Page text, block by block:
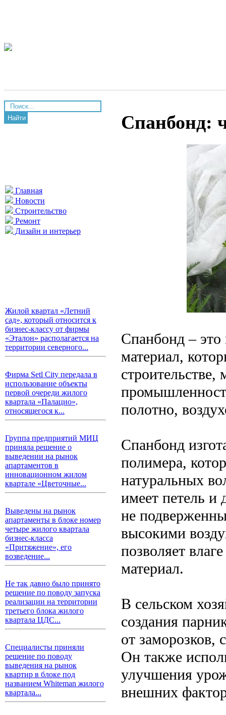
Найти
Главная
Новости
Строительство
Ремонт
Дизайн и интерьер
Жилой квартал «Летний
сад», который относится к
бизнес-классу от фирмы
«Эталон» располагается на
территории северного...
Фирма Setl City передала в
использование объекты
первой очереди жилого
квартала «Палацио»,
относящегося к...
Группа предприятий МИЦ
приняла решение о
выведении на рынок
апартаментов в
инновационном жилом
квартале «Цветочные...
Выведены на рынок
апартаменты в блоке номер
четыре жилого квартала
бизнес-класса
«Притяжение», его
возведение...
Не так давно было принято
решение по поводу запуска
реализации на территории
третьего блока жилого
квартала ЦДС...
Специалисты приняли
решение по поводу
выведения на рынок
квартир в блоке под
названием Whiteman жилого
квартала...
Спанбонд:
Спанбонд – это
материал,
полотно,
Спанбонд
полимера,
натуральных
имеет петель и
не
высокими
позволяет
материал.
В сельском
создания
от заморозков,
Он также
улучшения
внешних